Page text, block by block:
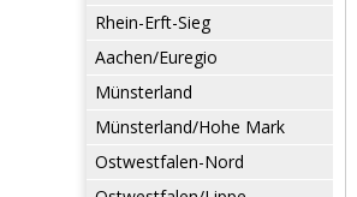
Rhein-Erft-Sieg
Aachen/Euregio
Münsterland
Münsterland/Hohe Mark
Ostwestfalen-Nord